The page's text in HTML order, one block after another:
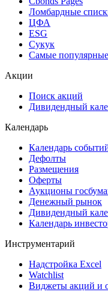
Ломбардные
ЦФА
ESG
Сукук
Самые
Акции
Поиск акций
Дивидендный
Календарь
Календарь
Дефолты
Размещения
Оферты
Аукционы
Денежный рынок
Дивидендный
Календарь
Инструментарий
Надстройка Excel
Watchlist
Виджеты акций и